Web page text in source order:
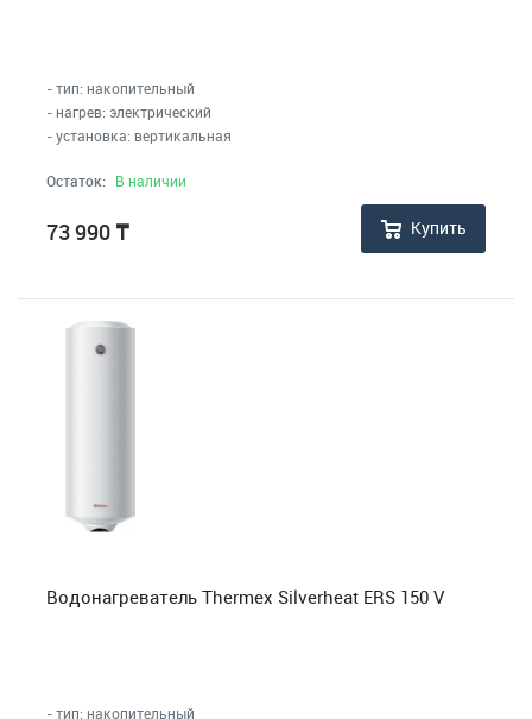
- тип: накопительный
- нагрев: электрический
- установка: вертикальная
Остаток: В наличии
73 990 ₸ Купить
Водонагреватель Thermex Silverheat ERS 150 V
- тип: накопительный